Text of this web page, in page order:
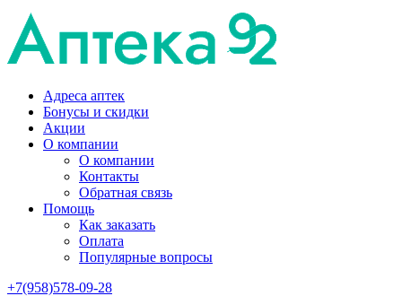
Адреса аптек
Бонусы и скидки
Акции
О компании
О компании
Контакты
Обратная связь
Помощь
Как заказать
Оплата
Популярные вопросы
+7(958)578-09-28